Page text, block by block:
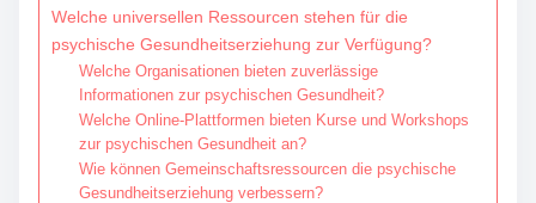
Welche universellen Ressourcen stehen für die
psychische Gesundheitserziehung zur Verfügung?
Welche Organisationen bieten zuverlässige
Informationen zur psychischen Gesundheit?
Welche Online-Plattformen bieten Kurse und Workshops
zur psychischen Gesundheit an?
Wie können Gemeinschaftsressourcen die psychische
Gesundheitserziehung verbessern?